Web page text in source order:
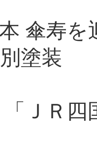
傘寿
塗装
ＪＲ